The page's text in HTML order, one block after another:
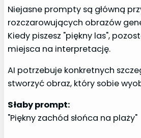
Niejasne prompty są główną
rozczarowujących obrazów
Kiedy piszesz "piękny las",
miejsca na interpretację.
AI potrzebuje konkretnych
stworzyć obraz, który sobie
Słaby prompt:
"Piękny zachód słońca na plaży"